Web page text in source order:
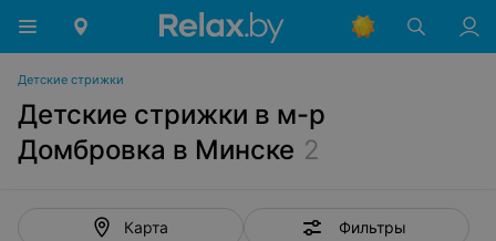
Детские стрижки
Детские стрижки в м-р
Домбровка в Минске 2
Карта Фильтры